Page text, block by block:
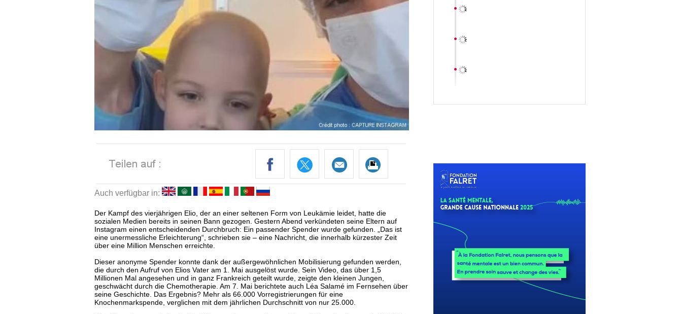
Auch verfügbar in:
Der Kampf des vierjährigen Elio, der an einer seltenen Form von Leukämie leidet, hatte die
sozialen Medien bereits in seinen Bann gezogen. Gestern Abend verkündeten seine Eltern auf
Instagram einen entscheidenden Durchbruch: Ein passender Spender wurde gefunden. „Das ist
eine unermessliche Erleichterung“, schrieben sie – eine Nachricht, die innerhalb kürzester Zeit
über eine Million Menschen erreichte.
Dieser anonyme Spender konnte dank der außergewöhnlichen Mobilisierung gefunden werden,
die durch den Aufruf von Elios Vater am 1. Mai ausgelöst wurde. Sein Video, das über 1,5
Millionen Mal angesehen und in ganz Frankreich geteilt wurde, zeigte den kleinen Jungen,
geschwächt durch die Chemotherapie. Am 7. Mai berichtete auch Léa Salamé im Fernsehen über
seine Geschichte. Das Ergebnis? Mehr als 66.000 Vorregistrierungen für eine
Knochenmarkspende, verglichen mit dem jährlichen Durchschnitt von nur 25.000.